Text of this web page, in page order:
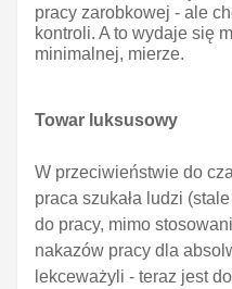
pracy zarobkowej - ale
kontroli. A to wydaje się
minimalnej, mierze.
Towar luksusowy
W przeciwieństwie do
praca szukała ludzi
do pracy, mimo
nakazów pracy dla
lekceważyli - teraz jest